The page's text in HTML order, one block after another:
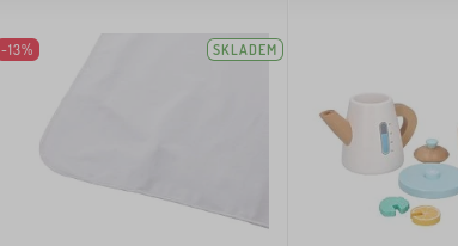
-13% SKLADEM